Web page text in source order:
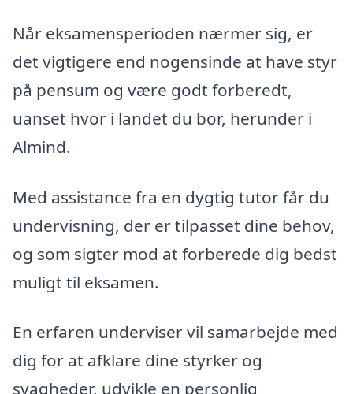
Når eksamensperioden nærmer sig, er
det vigtigere end nogensinde at have styr
på pensum og være godt forberedt,
uanset hvor i landet du bor, herunder i
Almind.
Med assistance fra en dygtig tutor får du
undervisning, der er tilpasset dine behov,
og som sigter mod at forberede dig bedst
muligt til eksamen.
En erfaren underviser vil samarbejde med
dig for at afklare dine styrker og
svagheder, udvikle en personlig